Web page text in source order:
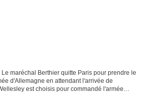
maréchal Berthier quitte Paris pour prendre le
d'Allemagne en attendant l'arrivée de
est choisis pour commandé l'armée